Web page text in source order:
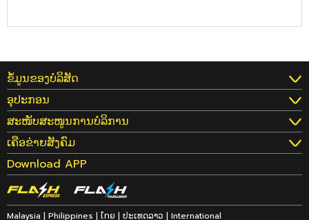
ຂໍ້ມູນຂອງບໍລິສັດ
ອຸປະກອນ
ສະໜັບສະໜູນການບໍລິການ
ເຄືອຂ່າຍສັງຄົມ
Download APP
Malaysia | Philippines | ไทย | ປະເທດລາວ | International